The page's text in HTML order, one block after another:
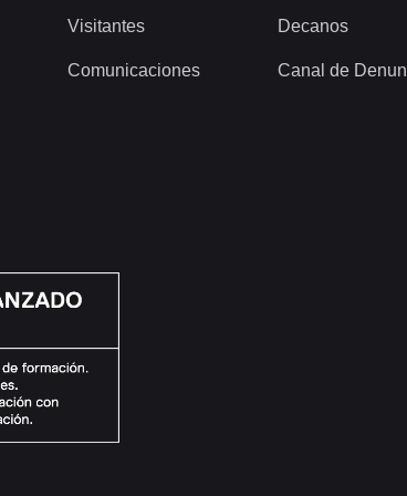
Visitantes
Comunicaciones
Decanos
Canal de